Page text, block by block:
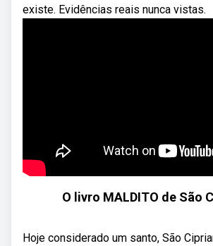
existe. Evidências reais nunca vistas.
O livro MALDITO de São
Hoje considerado um santo, São